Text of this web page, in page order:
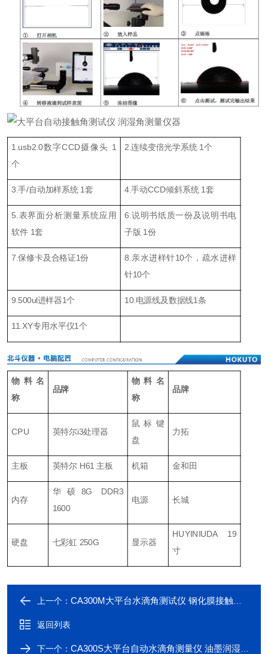
1.usb2.0数字CCD摄像头 1
个
2.连续变倍光学系统 1个
3.手/自动加样系统 1套 4.手动CCD倾斜系统 1套
5.表界面分析测量系统应用
软件 1套
6.说明书纸质一份及说明书电
子版 1份
7.保修卡及合格证1份
8.亲水进样针10个，疏水进样
针10个
9.500ul进样器1个 10.电源线及数据线1条
11.XY专用水平仪1个
物料名
称
品牌
物料名
称
品牌
CPU 英特尔i3处理器
鼠标键
盘
力拓
主板 英特尔 H61 主板 机箱 金和田
内存
华硕8G DDR3
1600
电源 长城
硬盘 七彩虹 250G 显示器
HUYINIUDA 19
寸
上一个： CA300M大平台水滴角测试仪 钢化膜接触角测量仪
返回列表
下一个： CA300S大平台自动水滴角测量仪 油墨润湿性测试